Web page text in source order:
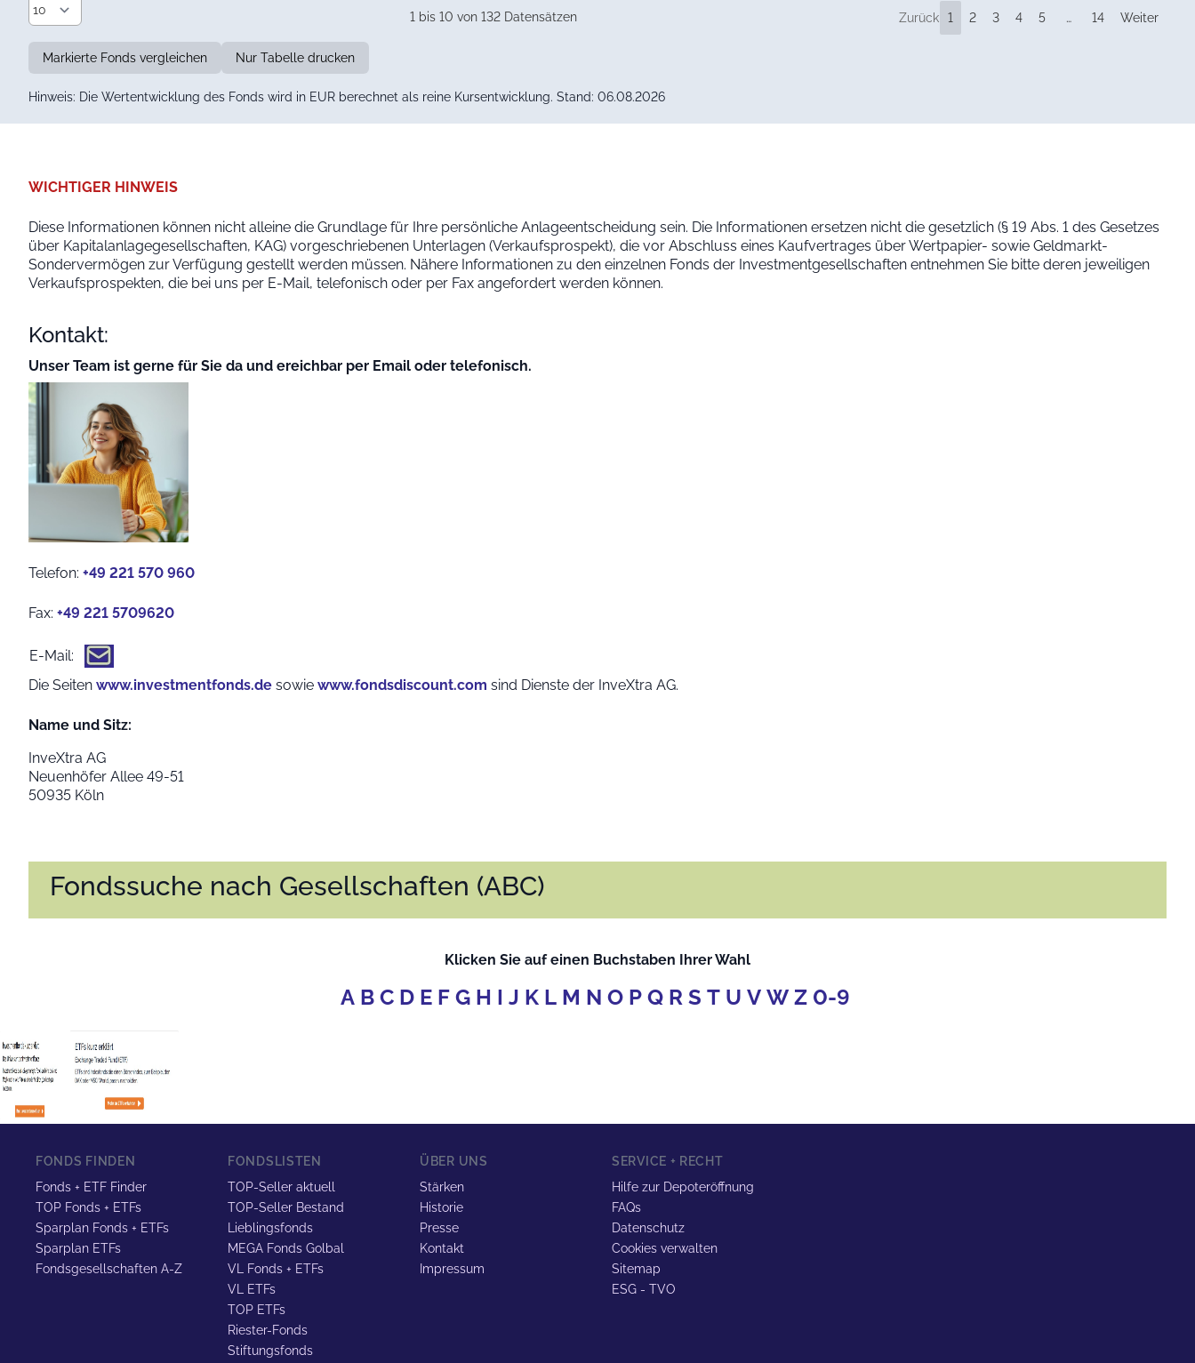
1 bis 10 von 132 Datensätzen Zurück 1 2 3 4 5 … 14 Weiter
Markierte Fonds vergleichen Nur Tabelle drucken
Hinweis: Die Wertentwicklung des Fonds wird in EUR berechnet als reine Kursentwicklung. Stand: 06.08.2026
WICHTIGER HINWEIS
Diese Informationen können nicht alleine die Grundlage für Ihre persönliche Anlageentscheidung sein. Die Informationen ersetzen nicht die gesetzlich (§ 19 Abs. 1 des Gesetzes
über Kapitalanlagegesellschaften, KAG) vorgeschriebenen Unterlagen (Verkaufsprospekt), die vor Abschluss eines Kaufvertrages über Wertpapier- sowie Geldmarkt-
Sondervermögen zur Verfügung gestellt werden müssen. Nähere Informationen zu den einzelnen Fonds der Investmentgesellschaften entnehmen Sie bitte deren jeweiligen
Verkaufsprospekten, die bei uns per E-Mail, telefonisch oder per Fax angefordert werden können.
Kontakt:
Unser Team ist gerne für Sie da und ereichbar per Email oder telefonisch.
Telefon: +49 221 570 960
Fax: +49 221 5709620
E-Mail:
Die Seiten www.investmentfonds.de sowie www.fondsdiscount.com sind Dienste der InveXtra AG.
Name und Sitz:
InveXtra AG
Neuenhöfer Allee 49-51
50935 Köln
Fondssuche nach Gesellschaften (ABC)
Klicken Sie auf einen Buchstaben Ihrer Wahl
A B C D E F G H I J K L M N O P Q R S T U V W Z 0-9
FONDS FINDEN
Fonds + ETF Finder
TOP Fonds + ETFs
Sparplan Fonds + ETFs
Sparplan ETFs
Fondsgesellschaften A-Z
FONDSLISTEN
TOP-Seller aktuell
TOP-Seller Bestand
Lieblingsfonds
MEGA Fonds Golbal
VL Fonds + ETFs
VL ETFs
TOP ETFs
Riester-Fonds
Stiftungsfonds
ÜBER UNS
Stärken
Historie
Presse
Kontakt
Impressum
SERVICE + RECHT
Hilfe zur Depoteröffnung
FAQs
Datenschutz
Cookies verwalten
Sitemap
ESG - TVO